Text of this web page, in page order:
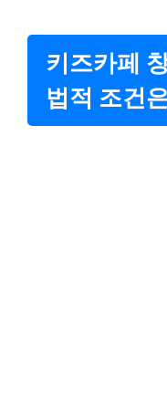
키즈카페
법적 조건